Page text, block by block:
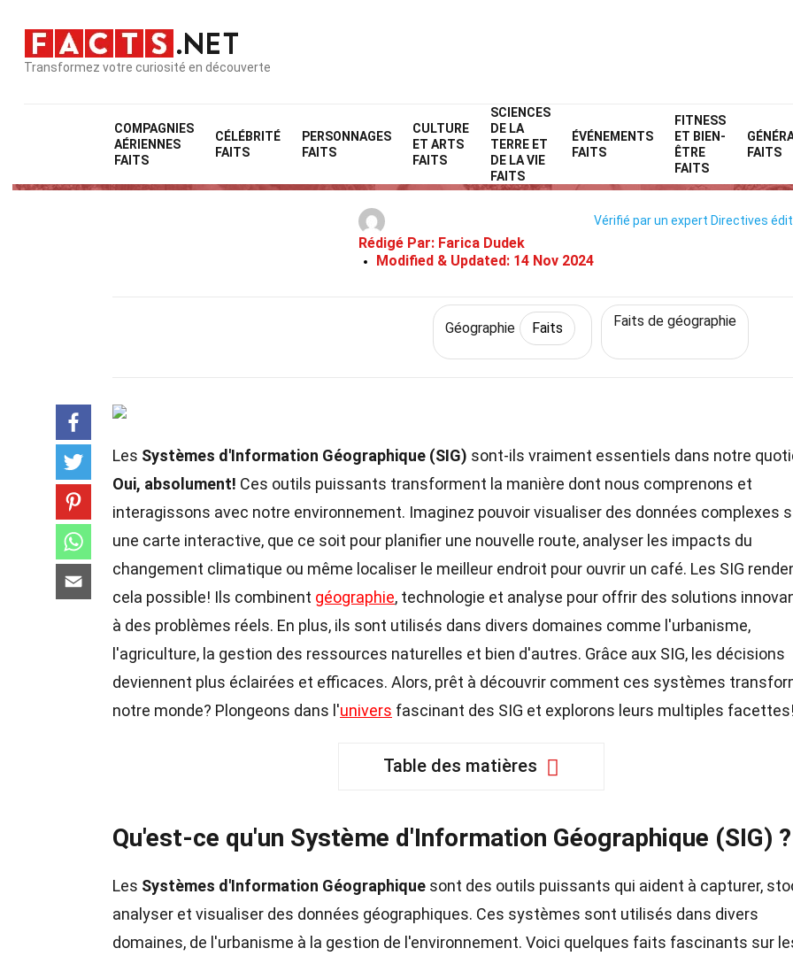
Transformez votre curiosité en découverte
COMPAGNIES
AÉRIENNES
FAITS
CÉLÉBRITÉ
FAITS
PERSONNAGES
FAITS
CULTURE
ET ARTS
FAITS
SCIENCES
DE LA
TERRE ET
DE LA VIE
FAITS
ÉVÉNEMENTS
FAITS
FITNESS
ET BIEN-
ÊTRE
FAITS
FAITS
Home Science GéographieFaits
37 Faits Sur Systèmes D’Information
Rédigé Par: Farica Dudek
Modified & Updated: 14 Nov 2024
Vérifié par un expert Directives
Géographie Faits Faits de géographie
Les Systèmes d'Information Géographique (SIG) sont-ils vraiment essentiels dans notre
Oui, absolument! Ces outils puissants transforment la manière dont nous comprenons et
interagissons avec notre environnement. Imaginez pouvoir visualiser des données complexes
une carte interactive, que ce soit pour planifier une nouvelle route, analyser les impacts du
changement climatique ou même localiser le meilleur endroit pour ouvrir un café. Les SIG
cela possible! Ils combinent géographie, technologie et analyse pour offrir des solutions
à des problèmes réels. En plus, ils sont utilisés dans divers domaines comme l'urbanisme,
l'agriculture, la gestion des ressources naturelles et bien d'autres. Grâce aux SIG, les décisions
deviennent plus éclairées et efficaces. Alors, prêt à découvrir comment ces systèmes
notre monde? Plongeons dans l'univers fascinant des SIG et explorons leurs multiples
Table des matières
Qu'est-ce qu'un Système d'Information Géographique (SIG) ?
Les Systèmes d'Information Géographique sont des outils puissants qui aident à capturer,
analyser et visualiser des données géographiques. Ces systèmes sont utilisés dans divers
domaines, de l'urbanisme à la gestion de l'environnement. Voici quelques faits fascinants sur